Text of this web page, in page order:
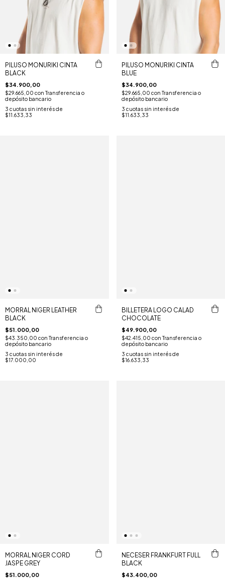
PILUSO MONURIKI CINTA
BLACK
$34.900,00
$29.665,00 con Transferencia o
depósito bancario
3 cuotas sin interés de
$11.633,33
PILUSO MONURIKI CINTA
BLUE
$34.900,00
$29.665,00 con Transferencia o
depósito bancario
3 cuotas sin interés de
$11.633,33
MORRAL NIGER LEATHER
BLACK
$51.000,00
$43.350,00 con Transferencia o
depósito bancario
3 cuotas sin interés de
$17.000,00
BILLETERA LOGO CALAD
CHOCOLATE
$49.900,00
$42.415,00 con Transferencia o
depósito bancario
3 cuotas sin interés de
$16.633,33
MORRAL NIGER CORD
JASPE GREY
$51.000,00
NECESER FRANKFURT FULL
BLACK
$43.400,00